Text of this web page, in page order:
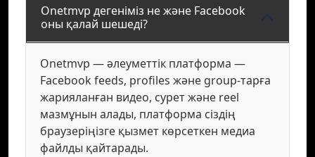
Onetmvp дегеніміз не және Facebook
оны қалай шешеді?
Onetmvp — әлеуметтік платформа —
Facebook feeds, profiles және group-тарға
жарияланған видео, сурет және reel
мазмұнын алады, платформа сіздің
браузеріңізге қызмет көрсеткен медиа
файлды қайтарады.